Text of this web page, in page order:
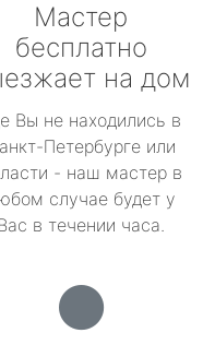
Мастер
бесплатно
на дом
Вы не находились в
Петербурге или
- наш мастер в
случае будет у
в течении часа.